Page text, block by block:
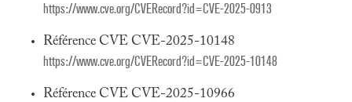
https://www.cve.org/CVERecord?id=CVE-2025-0913
Référence CVE CVE-2025-10148
https://www.cve.org/CVERecord?id=CVE-2025-10148
Référence CVE CVE-2025-10966